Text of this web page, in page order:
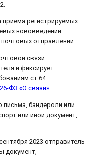
регистрируемых
нововведений
отправлений.
связи
и фиксирует
ст.64
ФЗ «О связи»
письма, бандероли или
или иной документ,
сентября 2023 отправитель
документ,